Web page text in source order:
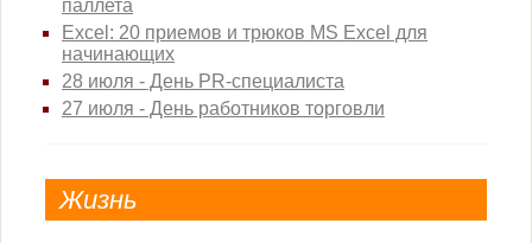
паллета
Excel: 20 приемов и трюков MS Excel для
начинающих
28 июля - День PR-специалиста
27 июля - День работников торговли
Жизнь